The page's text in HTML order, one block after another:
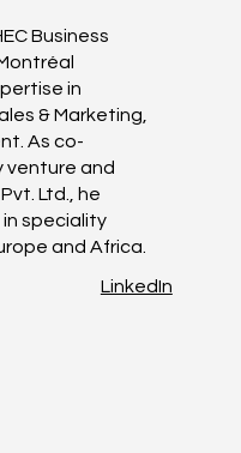
Business
in
& Marketing,
As co-
venture and
Ltd., he
speciality
and Africa.
LinkedIn